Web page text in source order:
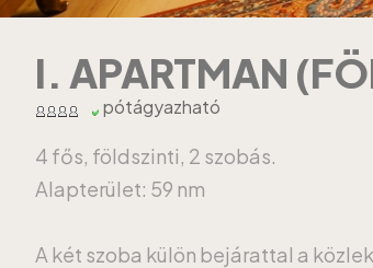
I. APARTMAN
pótágyazható
4 fős, földszinti, 2 szobás.
Alapterület: 59 nm
A két szoba külön bejárattal a